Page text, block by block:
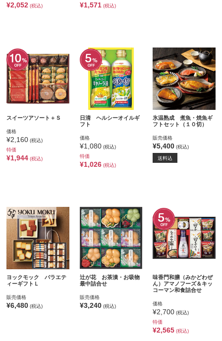
¥2,052 (税込) ¥1,571(税込)
スイーツアソート＋Ｓ
価格
¥2,160 (税込)
特価
¥1,944 (税込)
日清 ヘルシーオイルギ
フト
価格
¥1,080(税込)
特価
¥1,026(税込)
氷温熟成 煮魚・焼魚ギ
フトセット（１０切）
販売価格
¥5,400 (税込)
送料込
ヨックモック バラエテ
ィーギフトＬ
販売価格
¥6,480 (税込)
辻が花 お茶漬・お吸物
最中詰合せ
販売価格
¥3,240(税込)
味香門和膳（みかどわぜ
ん）アマノフーズ＆キッ
コーマン和食詰合せ
価格
¥2,700 (税込)
特価
¥2,565 (税込)